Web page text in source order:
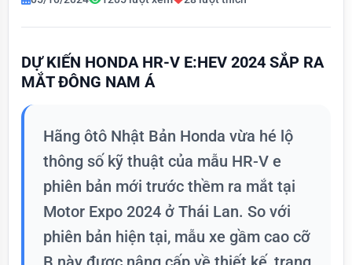
DỰ KIẾN HONDA HR-V E:HEV 2024 SẮP RA
MẮT ĐÔNG NAM Á
Hãng ôtô Nhật Bản Honda vừa hé lộ
thông số kỹ thuật của mẫu HR-V e
phiên bản mới trước thềm ra mắt tại
Motor Expo 2024 ở Thái Lan. So với
phiên bản hiện tại, mẫu xe gầm cao cỡ